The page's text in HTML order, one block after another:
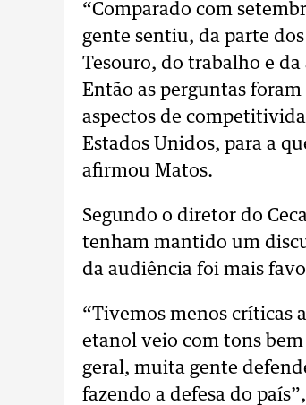
“Comparado com
gente sentiu, da parte
Tesouro, do trabalho e da
Então as perguntas
aspectos de
Estados Unidos, para a
afirmou Matos.
Segundo o diretor do
tenham mantido um
da audiência foi mais
“Tivemos menos críticas
etanol veio com tons
geral, muita gente
fazendo a defesa do